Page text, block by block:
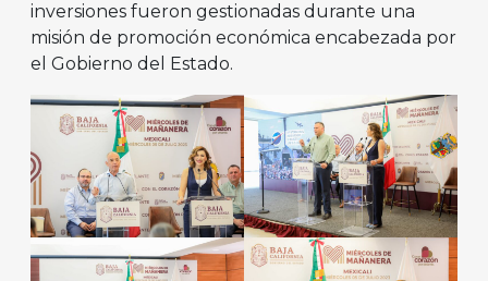
inversiones fueron gestionadas durante una
misión de promoción económica encabezada por
el Gobierno del Estado.